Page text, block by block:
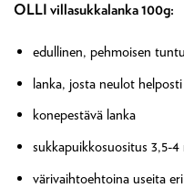
OLLI villasukkalanka 100g:
edullinen, pehmoisen
lanka, josta neulot
konepestävä lanka
sukkapuikkosuositus 3,5-4
värivaihtoehtoina useita